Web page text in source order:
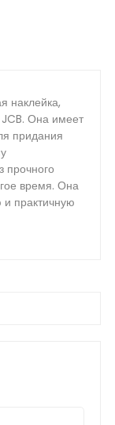
наклейка,
JCB. Она имеет
придания
прочного
время. Она
и практичную